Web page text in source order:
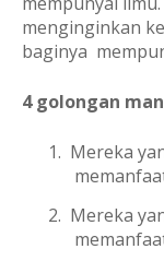
menginginkan
baginya
4 golongan
1. Mereka
2. Mereka